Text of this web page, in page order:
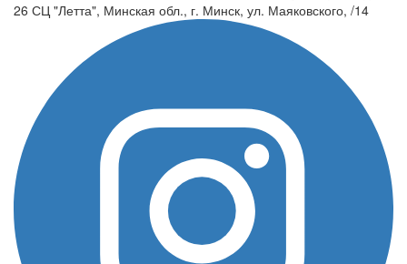
26 СЦ "Летта", Минская обл., г. Минск, ул. Маяковского, /14